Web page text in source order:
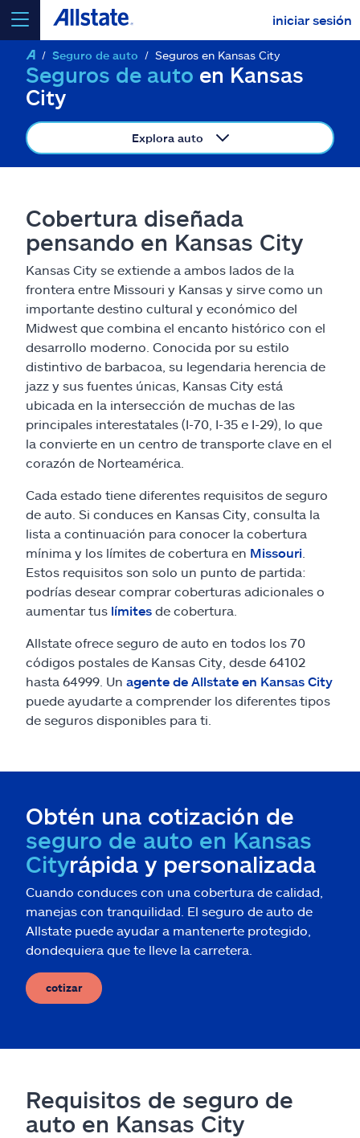
iniciar sesión
seleccionar un producto paracotizar
ir continuar una cotización
Seguros y más
Recursos
Reclamos
Asistencia y apoyo
Buscar agente
Explore Allstate
Ashburn, VA 20146
English
Seguro de auto Seguros en Kansas City
Seguros de auto en Kansas
City
Explora auto
Cobertura diseñada
pensando en Kansas City
Kansas City se extiende a ambos lados de la
frontera entre Missouri y Kansas y sirve como un
importante destino cultural y económico del
Midwest que combina el encanto histórico con el
desarrollo moderno. Conocida por su estilo
distintivo de barbacoa, su legendaria herencia de
jazz y sus fuentes únicas, Kansas City está
ubicada en la intersección de muchas de las
principales interestatales (I-70, I-35 e I-29), lo que
la convierte en un centro de transporte clave en el
corazón de Norteamérica.
Cada estado tiene diferentes requisitos de seguro
de auto. Si conduces en Kansas City, consulta la
lista a continuación para conocer la cobertura
mínima y los límites de cobertura en Missouri
Estos requisitos son solo un punto de partida:
podrías desear comprar coberturas adicionales o
aumentar tus límites de cobertura.
Allstate ofrece seguro de auto en todos los 70
códigos postales de Kansas City, desde 64102
hasta 64999. Un agente de Allstate en Kansas City
puede ayudarte a comprender los diferentes tipos
de seguros disponibles para ti.
Obtén una cotización de
seguro de auto en Kansas
Cityrápida y personalizada
Cuando conduces con una cobertura de calidad,
manejas con tranquilidad. El seguro de auto de
Allstate puede ayudar a mantenerte protegido,
dondequiera que te lleve la carretera.
cotizar
Requisitos de seguro de
auto en Kansas City